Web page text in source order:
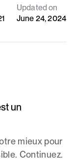
Updated on
June 24, 2024
un
mieux pour
Continuez.